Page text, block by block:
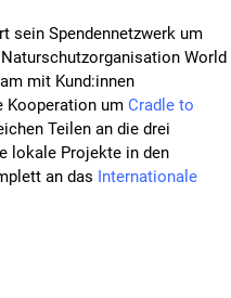
sein Spendennetzwerk um
World
mit Kund:innen
Kooperation um Cradle to
Teilen an die drei
lokale Projekte in den
an das Internationale